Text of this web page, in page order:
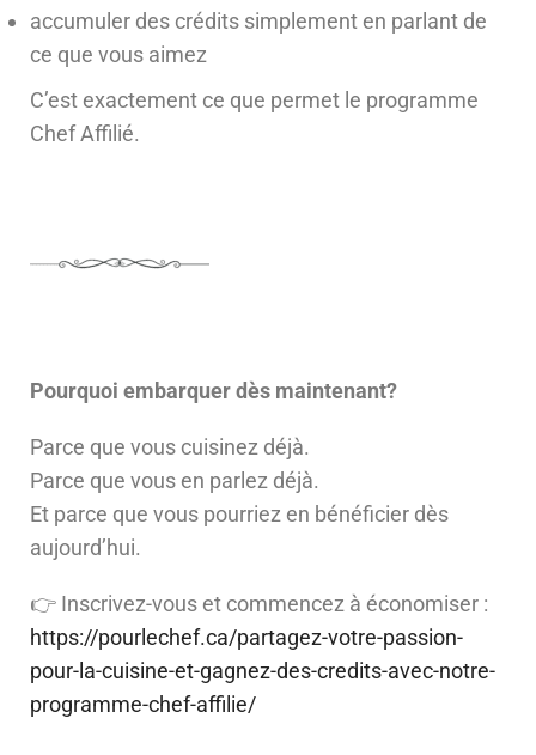
accumuler des crédits simplement en parlant de
ce que vous aimez
C’est exactement ce que permet le programme
Chef Affilié.
Pourquoi embarquer dès maintenant?
Parce que vous cuisinez déjà.
Parce que vous en parlez déjà.
Et parce que vous pourriez en bénéficier dès
aujourd’hui.
👉 Inscrivez-vous et commencez à économiser :
https://pourlechef.ca/partagez-votre-passion-
pour-la-cuisine-et-gagnez-des-credits-avec-notre-
programme-chef-affilie/